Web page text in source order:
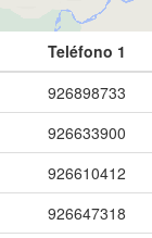
Teléfono 1
926898733
926633900
926610412
926647318